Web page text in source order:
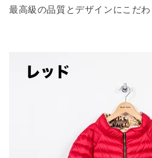
最高級の品質とデザインにこだわ